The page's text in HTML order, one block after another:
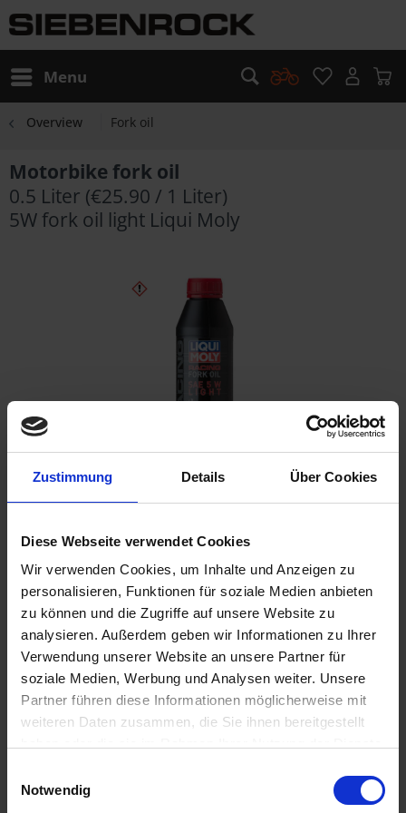
Zustimmung Details Über Cookies
Diese Webseite verwendet Cookies
Wir verwenden Cookies, um Inhalte und Anzeigen zu
personalisieren, Funktionen für soziale Medien anbieten
zu können und die Zugriffe auf unsere Website zu
analysieren. Außerdem geben wir Informationen zu Ihrer
Verwendung unserer Website an unsere Partner für
soziale Medien, Werbung und Analysen weiter. Unsere
Partner führen diese Informationen möglicherweise mit
weiteren Daten zusammen, die Sie ihnen bereitgestellt
Cookies, wenn Sie unsere Webseite weiterhin nutzen.
Notwendig
Menu
Overview Fork oil
Motorbike fork oil
0.5 Liter (€25.90 / 1 Liter)
5W fork oil light Liqui Moly
€12.95
Content:0.5 Liter (€25.90 * / 1 Liter)
Ready to ship today, Delivery time appr. 2-4 workdays within
Germany
Add to shopping cart
Remember Comment
part no.: LM1523